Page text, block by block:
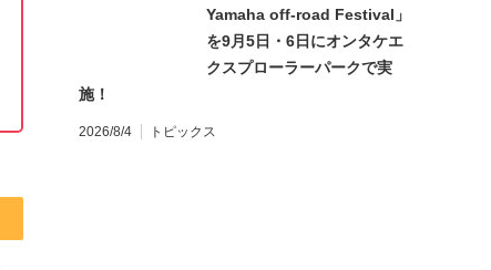
Yamaha off-road Festival」
を9月5日・6日にオンタケエ
クスプローラーパークで実
施！
2026/8/4 トピックス